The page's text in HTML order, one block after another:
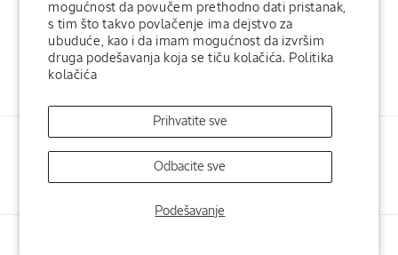
mogućnost da povučem prethodno dati pristanak,
s tim što takvo povlačenje ima dejstvo za
ubuduće, kao i da imam mogućnost da izvršim
druga podešavanja koja se tiču kolačića. Politika
kolačića
Podešavanje
Prihvatite sve
Odbacite sve
L'Occitane Fondacija L'Occitane hotelska kozmetika
L'Occitane SPA L'Occitane u svetu